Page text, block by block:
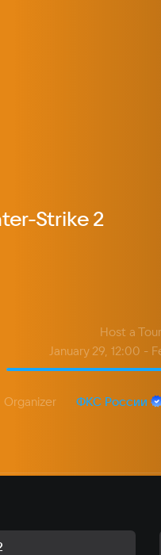
Strike 2
Host a
January 29, 12:00 -
Organizer ФКС России